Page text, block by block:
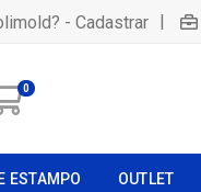
- Cadastrar |
0
ESTAMPO OUTLET